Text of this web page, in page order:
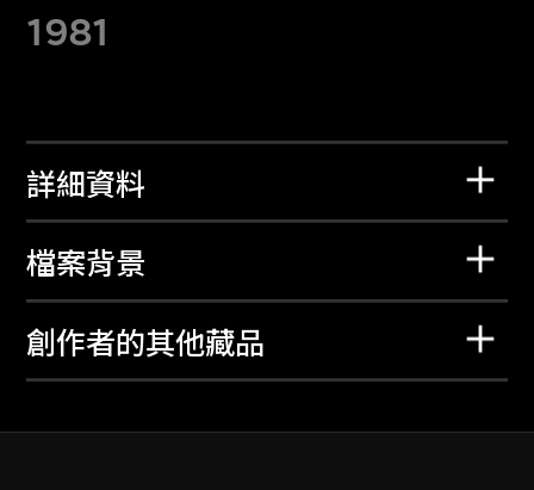
1981
詳細資料
檔案背景
創作者的其他藏品